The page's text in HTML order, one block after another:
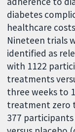
diabetes
healthcare
Nineteen trials
identified as
with 1122
treatments
three weeks to
treatment zero
377